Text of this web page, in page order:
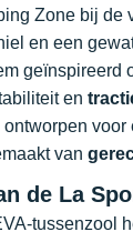
Zone bij de
en een
geïnspireerd
en
ontworpen
van
de La
tussenzool